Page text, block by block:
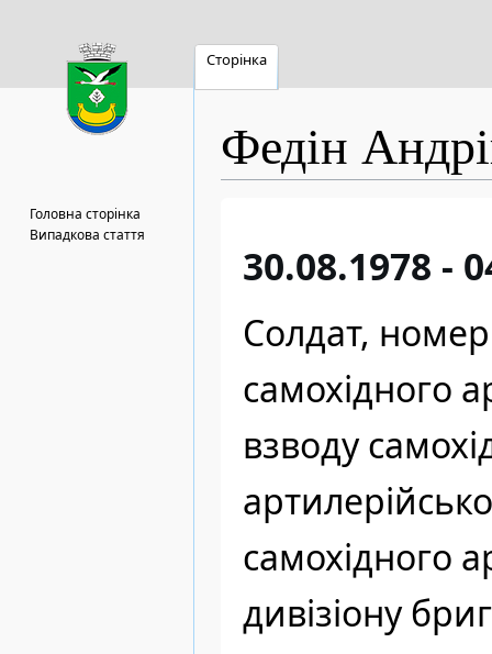
Федін
навігації
пошуку
30.08.1978 -
Солдат,
самохідного
взводу
самохідного
дивізіону
Сторінка
Головна сторінка
Випадкова стаття